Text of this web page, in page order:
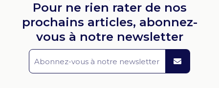
Pour ne rien rater de nos
prochains articles, abonnez-
vous à notre newsletter